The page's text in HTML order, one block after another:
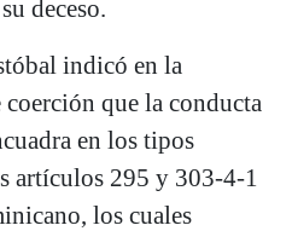
deceso.
indicó en la
que la conducta
en los tipos
artículos 295 у 303-4-1
los cuales